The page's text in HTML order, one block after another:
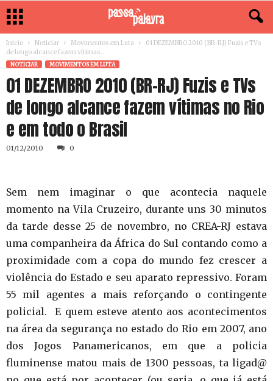
Início Noticiar Movimentos em Luta
01 DEZEMBRO 2010 (BR-RJ) Fuzis e TVs
de longo alcance fazem vítimas...
NOTICIAR MOVIMENTOS EM LUTA
01 DEZEMBRO 2010 (BR-RJ) Fuzis e TVs
de longo alcance fazem vítimas no Rio
e em todo o Brasil
01/12/2010 0
Sem nem imaginar o que acontecia naquele
momento na Vila Cruzeiro, durante uns 30 minutos
da tarde desse 25 de novembro, no CREA-RJ estava
uma companheira da África do Sul contando como a
proximidade com a copa do mundo fez crescer a
violência do Estado e seu aparato repressivo. Foram
55 mil agentes a mais reforçando o contingente
policial. E quem esteve atento aos acontecimentos
na área da segurança no estado do Rio em 2007, ano
dos Jogos Panamericanos, em que a policia
fluminense matou mais de 1300 pessoas, ta ligad@